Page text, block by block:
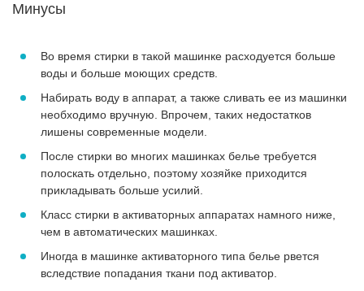
Минусы
Во время стирки в такой машинке расходуется больше
воды и больше моющих средств.
Набирать воду в аппарат, а также сливать ее из машинки
необходимо вручную. Впрочем, таких недостатков
лишены современные модели.
После стирки во многих машинках белье требуется
полоскать отдельно, поэтому хозяйке приходится
прикладывать больше усилий.
Класс стирки в активаторных аппаратах намного ниже,
чем в автоматических машинках.
Иногда в машинке активаторного типа белье рвется
вследствие попадания ткани под активатор.